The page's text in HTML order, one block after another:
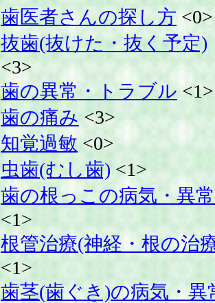
歯医者さんの探し方<0>
抜歯(抜けた・抜く予定)
<3>
歯の異常・トラブル<1>
歯の痛み <3>
知覚過敏 <0>
虫歯(むし歯)<1>
歯の根っこの病気・異常
<1>
根管治療(神経・根の治
<1>
歯茎(歯ぐき)の病気・異